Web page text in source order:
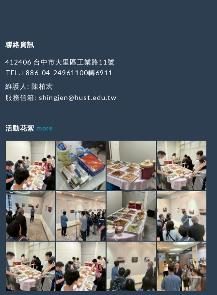
聯絡資訊
412406 台中市大里區工業路11號
TEL.+886-04-24961100轉6911
維護人: 陳柏宏
服務信箱: shingjen@hust.edu.tw
活動花絮 more